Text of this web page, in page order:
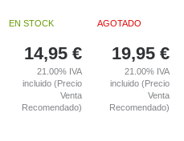
EN STOCK
14,95 €
21.00% IVA
incluido (Precio
Venta
Recomendado)
AGOTADO
19,95 €
21.00% IVA
incluido (Precio
Venta
Recomendado)